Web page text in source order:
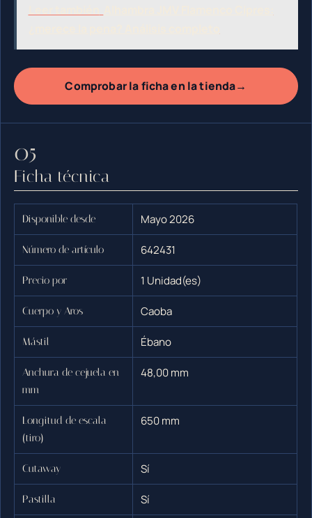
Comprobar la ficha en la tienda→
Ficha técnica
Disponible desde Mayo 2026
Número de artículo 642431
Precio por 1 Unidad(es)
Cuerpo y Aros Caoba
Mástil Ébano
Anchura de cejuela en
mm
48,00 mm
Longitud de escala
(tiro)
650 mm
Cutaway Sí
Pastilla Sí